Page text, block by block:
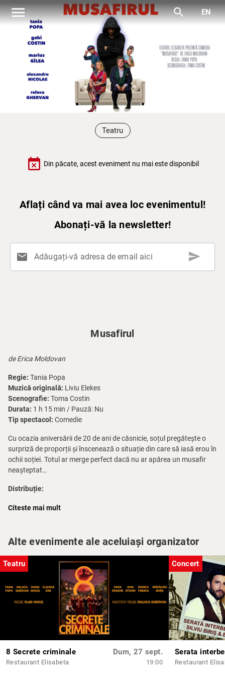
menu search EN
Teatru
event_busy Din păcate, acest eveniment nu mai este disponibil
Aflați când va mai avea loc evenimentul!
Abonați-vă la newsletter!
mail Adăugați-vă adresa de email aici send
Musafirul
de Erica Moldovan
Regie: Tania Popa
Muzică originală: Liviu Elekes
Scenografie: Toma Costin
Durata: 1 h 15 min / Pauză: Nu
Tip spectacol: Comedie
Cu ocazia aniversării de 20 de ani de căsnicie, soțul pregătește o
surpriză de proporții și înscenează o situație din care să iasă erou în
ochii soției. Totul ar merge perfect dacă nu ar apărea un musafir
neașteptat…
Distribuție:
Minnie Lehmann:
Mitzy: Raluca Ghervan
Te rugăm să nu întârzii!
Biletele își pierd valabilitatea odată cu începerea spectacolului.
Citeste mai mult
Alte evenimente ale aceluiași organizator
Teatru
8 Secrete criminale
Restaurant Elisabeta
Dum, 27 sept.
19:00
Concert
Restaurant